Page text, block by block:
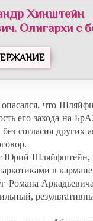
Хинштейн
Олигархи с
что
его захода на
согласия других
Юрий Шляйфштейн,
в
Романа